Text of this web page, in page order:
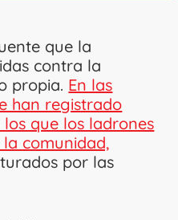
que la
contra la
propia. En las
han registrado
que los ladrones
comunidad,
por las